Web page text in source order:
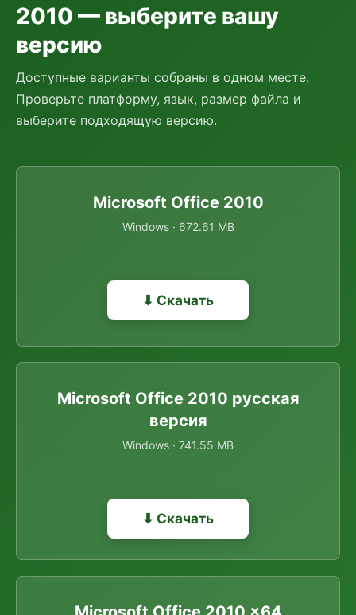
2010 — выберите вашу
версию
Доступные варианты собраны в одном месте.
Проверьте платформу, язык, размер файла и
выберите подходящую версию.
Microsoft Office 2010
Windows · 672.61 MB
⬇ Скачать
Microsoft Office 2010 русская
версия
Windows · 741.55 MB
⬇ Скачать